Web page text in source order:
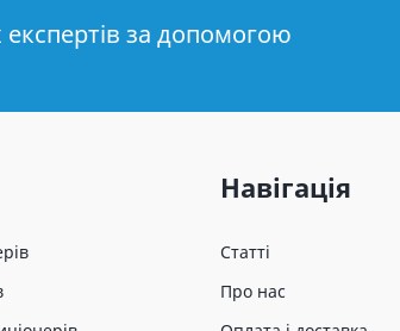
за допомогою
Навігація
Статті
Про нас